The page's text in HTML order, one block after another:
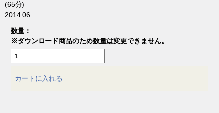
(65分)
2014.06
数量：
※ダウンロード商品のため数量は変更できません。
カートに入れる